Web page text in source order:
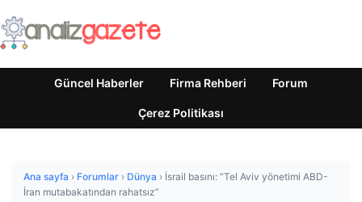
Güncel Haberler Firma Rehberi Forum
Çerez Politikası
Ana sayfa › Forumlar › Dünya › İsrail basını: “Tel Aviv yönetimi ABD-
İran mutabakatından rahatsız”